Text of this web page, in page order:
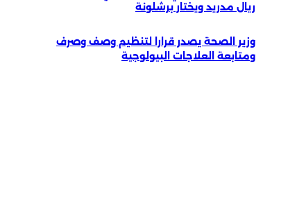
ريال مدريد ويختار برشلونة
وزير الصحة يصدر قرارا لتنظيم وصف وصرف
ومتابعة العلاجات البيولوجية